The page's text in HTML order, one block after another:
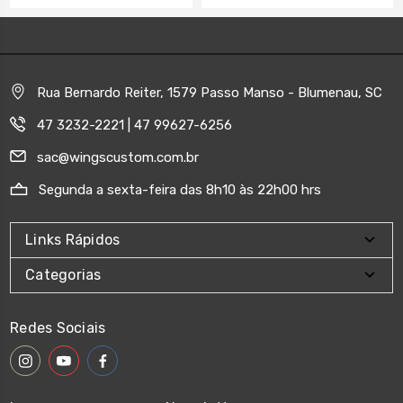
Rua Bernardo Reiter, 1579 Passo Manso - Blumenau, SC
47 3232-2221 | 47 99627-6256
sac@wingscustom.com.br
Segunda a sexta-feira das 8h10 às 22h00 hrs
Links Rápidos
Categorias
Redes Sociais